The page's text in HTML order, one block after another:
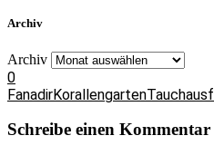
Archiv
Archiv
0
FanadirKorallengarten
Schreibe einen Kommentar